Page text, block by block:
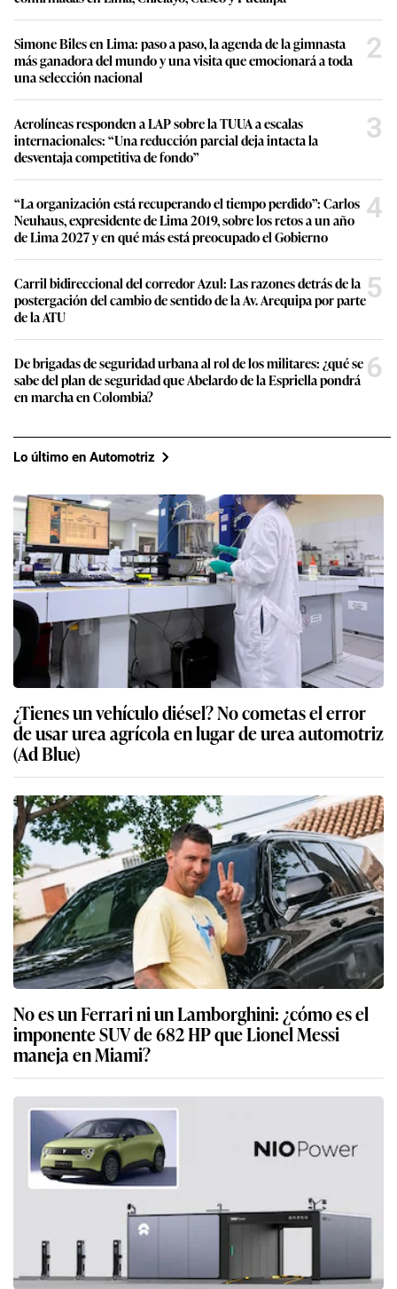
Simone Biles en Lima: paso a paso, la agenda de la gimnasta
más ganadora del mundo y una visita que emocionará a toda
una selección nacional
2
Aerolíneas responden a LAP sobre la TUUA a escalas
internacionales: “Una reducción parcial deja intacta la
desventaja competitiva de fondo”
3
“La organización está recuperando el tiempo perdido”: Carlos
Neuhaus, expresidente de Lima 2019, sobre los retos a un año
de Lima 2027 y en qué más está preocupado el Gobierno
4
Carril bidireccional del corredor Azul: Las razones detrás de la
postergación del cambio de sentido de la Av. Arequipa por parte
de la ATU
5
De brigadas de seguridad urbana al rol de los militares: ¿qué se
sabe del plan de seguridad que Abelardo de la Espriella pondrá
en marcha en Colombia?
6
Lo último en Automotriz
¿Tienes un vehículo diésel? No cometas el error
de usar urea agrícola en lugar de urea automotriz
(Ad Blue)
No es un Ferrari ni un Lamborghini: ¿cómo es el
imponente SUV de 682 HP que Lionel Messi
maneja en Miami?